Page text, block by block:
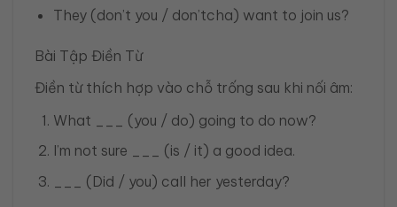
They (don’t you / don’tcha) want to join us?
Bài Tập Điền Từ
Điền từ thích hợp vào chỗ trống sau khi nối âm:
What ___ (you / do) going to do now?
I’m not sure ___ (is / it) a good idea.
___ (Did / you) call her yesterday?